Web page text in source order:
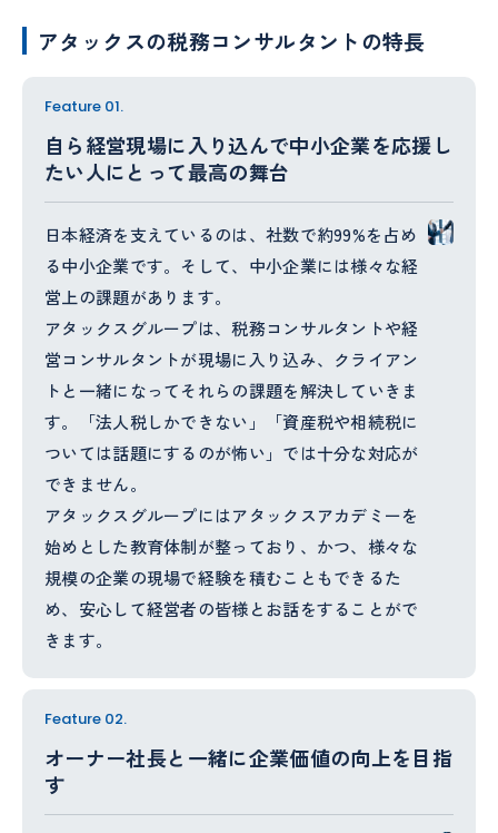
アタックスの税務コンサルタントの特長
Feature 01.
自ら経営現場に入り込んで中小企業を応援し
たい人にとって最高の舞台
日本経済を支えているのは、社数で約99%を占め
る中小企業です。そして、中小企業には様々な経
営上の課題があります。
アタックスグループは、税務コンサルタントや経
営コンサルタントが現場に入り込み、クライアン
トと一緒になってそれらの課題を解決していきま
す。「法人税しかできない」「資産税や相続税に
ついては話題にするのが怖い」では十分な対応が
できません。
アタックスグループにはアタックスアカデミーを
始めとした教育体制が整っており、かつ、様々な
規模の企業の現場で経験を積むこともできるた
め、安心して経営者の皆様とお話をすることがで
きます。
Feature 02.
オーナー社長と一緒に企業価値の向上を目指
す